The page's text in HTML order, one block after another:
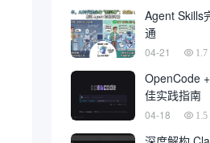
Agent Skills
通
04-21 1.7
OpenCode
佳实践指南
04-18 1.5